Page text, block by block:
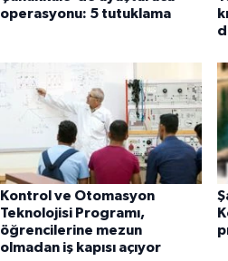
operasyonu: 5 tutuklama
Kontrol ve Otomasyon
Teknolojisi Programı,
öğrencilerine mezun
olmadan iş kapısı açıyor